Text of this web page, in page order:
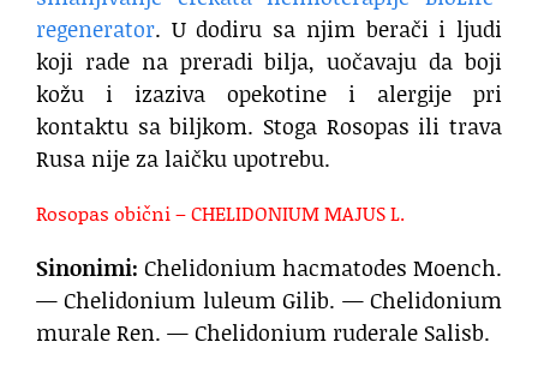
regenerator. U dodiru sa njim berači i ljudi
koji rade na preradi bilja, uočavaju da boji
kožu i izaziva opekotine i alergije pri
kontaktu sa biljkom. Stoga Rosopas ili trava
Rusa nije za laičku upotrebu.
Rosopas obični – CHELIDONIUM MAJUS L.
Sinonimi: Chelidonium hacmatodes Moench.
— Chelidonium luleum Gilib. — Chelidonium
murale Ren. — Chelidonium ruderale Salisb.